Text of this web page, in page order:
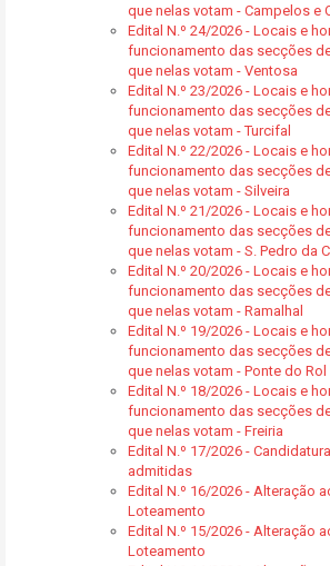
que nelas votam - Campelos e
Edital N.º 24/2026 - Locais e
funcionamento das secções
que nelas votam - Ventosa
Edital N.º 23/2026 - Locais e
funcionamento das secções
que nelas votam - Turcifal
Edital N.º 22/2026 - Locais e
funcionamento das secções
que nelas votam - Silveira
Edital N.º 21/2026 - Locais e
funcionamento das secções
que nelas votam - S. Pedro da
Edital N.º 20/2026 - Locais e
funcionamento das secções
que nelas votam - Ramalhal
Edital N.º 19/2026 - Locais e
funcionamento das secções
que nelas votam - Ponte do Rol
Edital N.º 18/2026 - Locais e
funcionamento das secções
que nelas votam - Freiria
Edital N.º 17/2026 -
admitidas
Edital N.º 16/2026 - Alteração
Loteamento
Edital N.º 15/2026 - Alteração
Loteamento